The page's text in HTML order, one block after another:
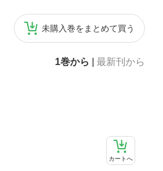
未購入巻をまとめて買う
1巻から 最新刊から
カートへ